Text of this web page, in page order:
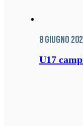
8 Giugno
U17